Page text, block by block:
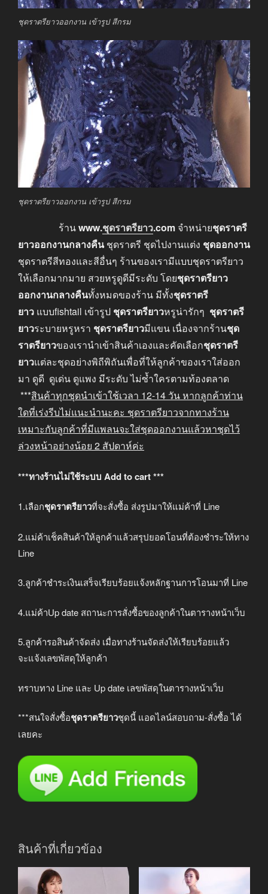
ชุดราตรียาวออกงาน เข้ารูป สีกรม
ชุดราตรียาวออกงาน เข้ารูป สีกรม
ร้านwww.ชุดราตรียาว.com จำหน่ายชุดราตรี
ยาวออกงานกลางคืนชุดราตรี ชุดไปงานแต่ง ชุดออกงาน
ชุดราตรีสีทองและสีอื่นๆ ร้านของเรามีแบบชุดราตรียาว
ให้เลือกมากมาย สวยหรูดูดีมีระดับ โดยชุดราตรียาว
ออกงานกลางคืนทั้งหมดของร้าน มีทั้งชุดราตรี
ยาว แบบfishtail เข้ารูป ชุดราตรียาวหรูน่ารักๆ ชุดราตรี
ยาวระบายหรูหรา ชุดราตรียาวมีแขน เนื่องจากร้านชุด
ราตรียาวของเรานำเข้าสินค้าเองและคัดเลือกชุดราตรี
ยาวแต่ละชุดอย่างพิถีพิถันเพื่อที่ให้ลูกค้าของเราใส่ออก
มา ดูดี ดูเด่น ดูแพง มีระดับ ไม่ซ้ำใครตามท้องตลาด
***สินค้าทุกชุดนำเข้าใช้เวลา 12-14 วัน หากลูกค้าท่าน
ใดที่เร่งรีบไม่แนะนำนะคะ ชุดราตรียาวจากทางร้าน
เหมาะกับลูกค้าที่มีแพลนจะใส่ชุดออกงานแล้วหาชุดไว้
ล่วงหน้าอย่างน้อย 2 สัปดาห์ค่ะ
***ทางร้านไม่ใช้ระบบ Add to cart ***
1.เลือกชุดราตรียาวที่จะสั่งซื้อ ส่งรูปมาให้แม่ค้าที่ Line
2.แม่ค้าเช็คสินค้าให้ลูกค้าแล้วสรุปยอดโอนที่ต้องชำระให้ทาง
Line
3.ลูกค้าชำระเงินเสร็จเรียบร้อยแจ้งหลักฐานการโอนมาที่ Line
4.แม่ค้าUp date สถานะการสั่งซื้อของลูกค้าในตารางหน้าเว็บ
5.ลูกค้ารอสินค้าจัดส่ง เมื่อทางร้านจัดส่งให้เรียบร้อยแล้ว
จะแจ้งเลขพัสดุให้ลูกค้า
ทราบทาง Line และ Up date เลขพัสดุในตารางหน้าเว็บ
***สนใจสั่งซื้อชุดราตรียาวชุดนี้ แอดไลน์สอบถาม-สั่งซื้อ ได้
เลยคะ
สินค้าที่เกี่ยวข้อง